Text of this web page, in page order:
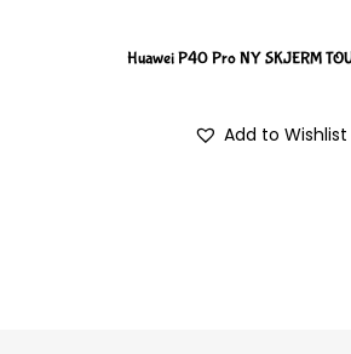
Huawei P40 Pro NY SKJERM
Add to Wishlist